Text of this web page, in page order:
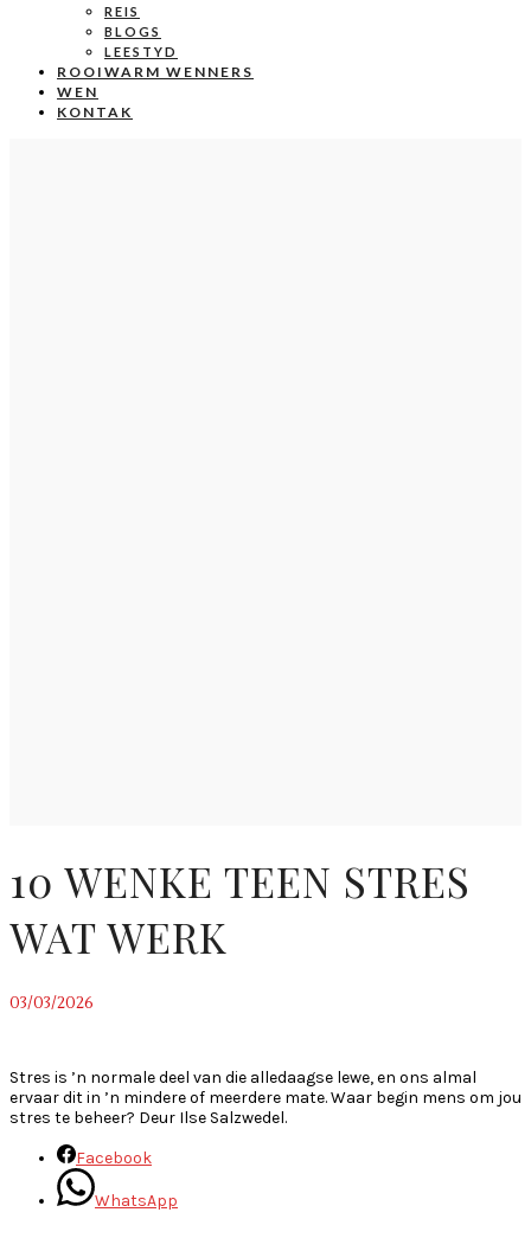
REIS
BLOGS
LEESTYD
ROOIWARM WENNERS
WEN
KONTAK
10 WENKE TEEN STRES
WAT WERK
03/03/2026
Stres is ’n normale deel van die alledaagse lewe, en ons almal
ervaar dit in ’n mindere of meerdere mate. Waar begin mens om jou
stres te beheer? Deur Ilse Salzwedel.
Facebook
WhatsApp